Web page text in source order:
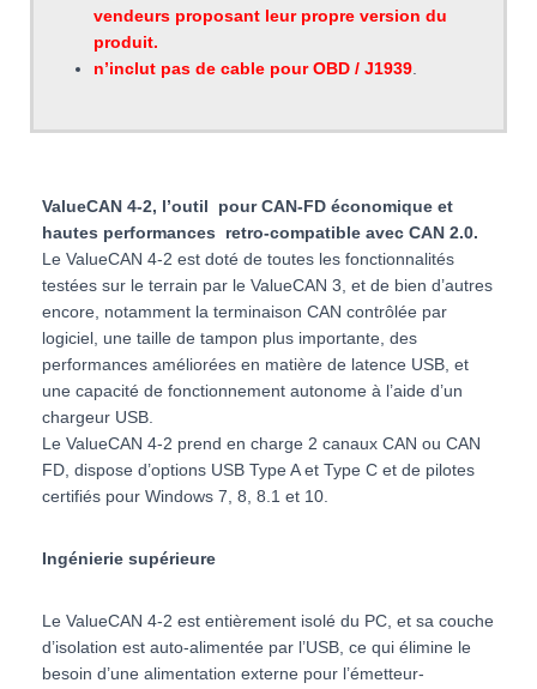
vendeurs proposant leur propre version du
produit.
n’inclut pas de cable pour OBD / J1939
ValueCAN 4-2, l’outil pour CAN-FD économique et
hautes performances retro-compatible avec CAN 2.0.
Le ValueCAN 4-2 est doté de toutes les fonctionnalités
testées sur le terrain par le ValueCAN 3, et de bien d’autres
encore, notamment la terminaison CAN contrôlée par
logiciel, une taille de tampon plus importante, des
performances améliorées en matière de latence USB, et
une capacité de fonctionnement autonome à l’aide d’un
chargeur USB.
Le ValueCAN 4-2 prend en charge 2 canaux CAN ou CAN
FD, dispose d’options USB Type A et Type C et de pilotes
certifiés pour Windows 7, 8, 8.1 et 10.
Ingénierie supérieure
Le ValueCAN 4-2 est entièrement isolé du PC, et sa couche
d’isolation est auto-alimentée par l’USB, ce qui élimine le
besoin d’une alimentation externe pour l’émetteur-